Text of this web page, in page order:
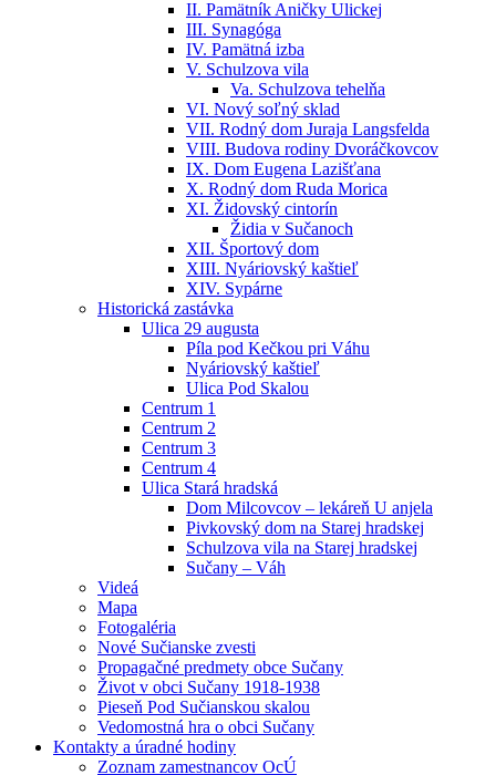
II. Pamätník Aničky Ulickej
III. Synagóga
IV. Pamätná izba
V. Schulzova vila
Va. Schulzova tehelňa
VI. Nový soľný sklad
VII. Rodný dom Juraja Langsfelda
VIII. Budova rodiny Dvoráčkovcov
IX. Dom Eugena Lazišťana
X. Rodný dom Ruda Morica
XI. Židovský cintorín
Židia v Sučanoch
XII. Športový dom
XIII. Nyáriovský kaštieľ
XIV. Sypárne
Historická zastávka
Ulica 29 augusta
Píla pod Kečkou pri Váhu
Nyáriovský kaštieľ
Ulica Pod Skalou
Centrum 1
Centrum 2
Centrum 3
Centrum 4
Ulica Stará hradská
Dom Milcovcov – lekáreň U anjela
Pivkovský dom na Starej hradskej
Schulzova vila na Starej hradskej
Sučany – Váh
Videá
Mapa
Fotogaléria
Nové Sučianske zvesti
Propagačné predmety obce Sučany
Život v obci Sučany 1918-1938
Pieseň Pod Sučianskou skalou
Vedomostná hra o obci Sučany
Kontakty a úradné hodiny
Zoznam zamestnancov OcÚ